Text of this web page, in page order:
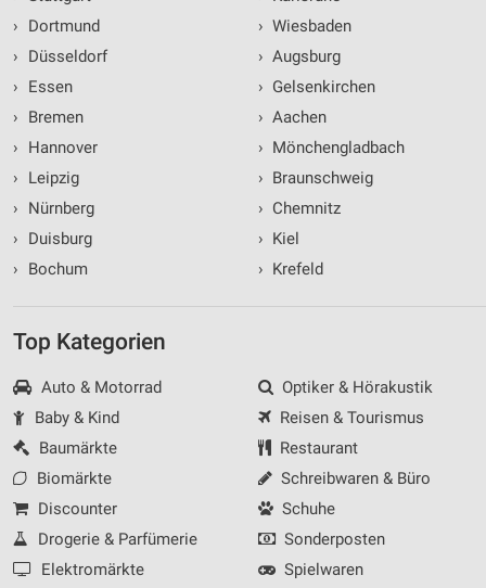
›
Dortmund
›
Düsseldorf
›
Essen
›
Bremen
›
Hannover
›
Leipzig
›
Nürnberg
›
Duisburg
›
Bochum
› Wiesbaden
› Augsburg
› Gelsenkirchen
› Aachen
› Mönchengladbach
› Braunschweig
› Chemnitz
› Kiel
› Krefeld
Top Kategorien
Auto & Motorrad
Baby & Kind
Baumärkte
Biomärkte
Discounter
Drogerie & Parfümerie
Elektromärkte
Optiker & Hörakustik
Reisen & Tourismus
Restaurant
Schreibwaren & Büro
Schuhe
Sonderposten
Spielwaren